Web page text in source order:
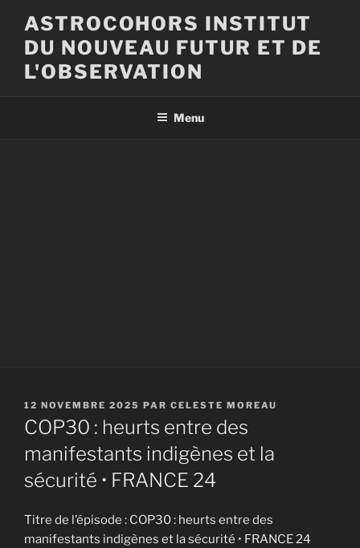
contenu
principal
ASTROCOHORS INSTITUT
DU NOUVEAU FUTUR ET DE
L'OBSERVATION
Menu
PUBLIÉ
LE
12 NOVEMBRE 2025 PAR CELESTE MOREAU
COP30 : heurts entre des
manifestants indigènes et la
sécurité • FRANCE 24
Titre de l’épisode : COP30 : heurts entre des
manifestants indigènes et la sécurité • FRANCE 24